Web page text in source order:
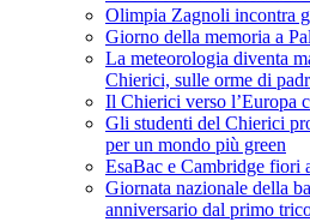
Olimpia Zagnoli incontra
Giorno della memoria a
La meteorologia diventa
Chierici, sulle orme di
Il Chierici verso l’Europa
Gli studenti del Chierici
per un mondo più green
EsaBac e Cambridge fiori
Giornata nazionale della
anniversario dal primo